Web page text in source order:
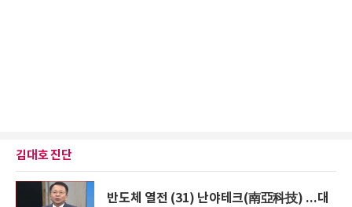
김대호 진단
반도체 열전 (31) 난야테크(南亞科技) ...대